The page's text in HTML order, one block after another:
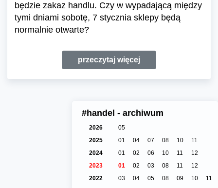
będzie zakaz handlu. Czy w wypadającą między
tymi dniami sobotę, 7 stycznia sklepy będą
normalnie otwarte?
przeczytaj więcej
#handel - archiwum
2026
05
2025
01 04 07 08 10
11
2024
01 02 06 10 11
12
2023
01 02 03 08 11
12
2022
03 04 05 08 09 10 11